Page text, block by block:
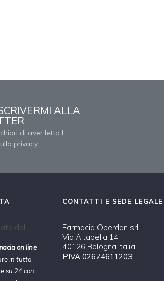
ALLA
di aver letto l
privacy
on line
in tutta
su 24 con
CONTATTI E SEDE LEGALE
Farmacia Oberdan srl
Via Altabella 14
40126 Bologna Italia
PIVA 02674611203